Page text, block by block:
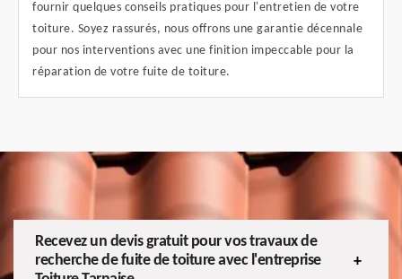
fournir quelques conseils pratiques pour l'entretien de votre
toiture. Soyez rassurés, nous offrons une garantie décennale
pour nos interventions avec une finition impeccable pour la
réparation de votre fuite de toiture.
Recevez un devis gratuit pour vos travaux de
recherche de fuite de toiture avec l'entreprise